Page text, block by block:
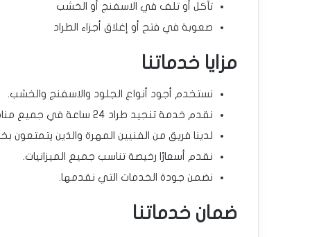
تآكل أو تلف في الاسفنج أو الخشب
صعوبة في فتح أو إغلاق أجزاء الطراد
مزايا خدماتنا
نستخدم أجود أنواع الجلود والاسفنج والخشب.
نقدم خدمة تنجيد طراد 24 ساعة في جميع مناطق الكويت.
لدينا فريق من الفنيين المهرة والذين يتمتعون
نقدم أسعارًا رخيصة تناسب جميع الميزانيات.
نضمن جودة الخدمات التي نقدمها.
ضمان خدماتنا